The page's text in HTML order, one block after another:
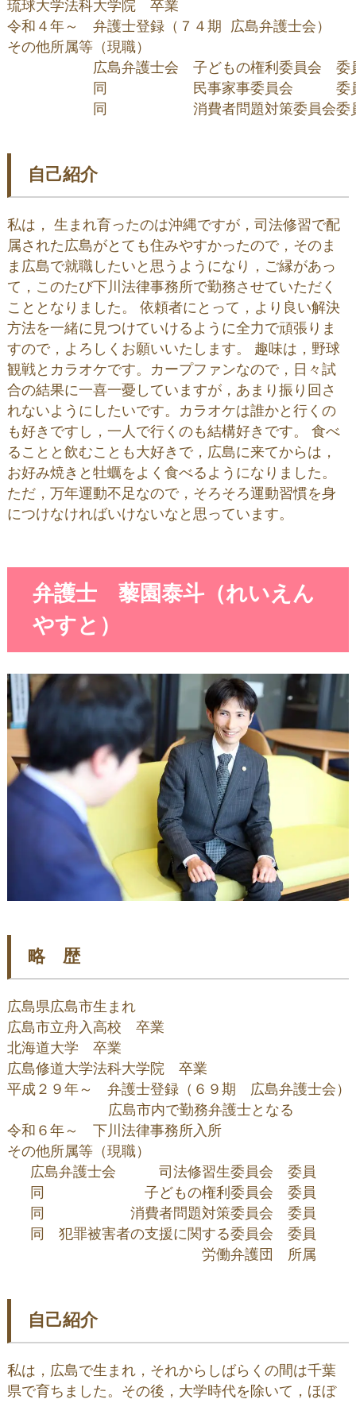
琉球大学法科大学院　卒業
令和４年～　弁護士登録（７４期 広島弁護士会）
その他所属等（現職）
広島弁護士会　子どもの権利委員会　委
同　　　　　　民事家事委員会　　　委
同　　　　　　消費者問題対策委員会委
自己紹介
私は， 生まれ育ったのは沖縄ですが，司法修習で配
属された広島がとても住みやすかったので，そのま
ま広島で就職したいと思うようになり，ご縁があっ
て，このたび下川法律事務所で勤務させていただく
こととなりました。 依頼者にとって，より良い解決
方法を一緒に見つけていけるように全力で頑張りま
すので，よろしくお願いいたします。 趣味は，野球
観戦とカラオケです。カープファンなので，日々試
合の結果に一喜一憂していますが，あまり振り回さ
れないようにしたいです。カラオケは誰かと行くの
も好きですし，一人で行くのも結構好きです。 食べ
ることと飲むことも大好きで，広島に来てからは，
お好み焼きと牡蠣をよく食べるようになりました。
ただ，万年運動不足なので，そろそろ運動習慣を身
につけなければいけないなと思っています。
弁護士 藜園泰斗（れいえん
やすと）
略 歴
広島県広島市生まれ
広島市立舟入高校　卒業
北海道大学　卒業
広島修道大学法科大学院　卒業
平成２９年～　弁護士登録（６９期　広島弁
     　　　　広島市内で勤務弁護士となる
令和６年～　下川法律事務所入所
その他所属等（現職）
広島弁護士会　　　司法修習生委員会　委員
同　　　　　　　子どもの権利委員会　委員
同　　　　　　消費者問題対策委員会　委員
同　犯罪被害者の支援に関する委員会　委員
労働弁護団　所属
自己紹介
私は，広島で生まれ，それからしばらくの間は千葉
県で育ちました。その後，大学時代を除いて，ほぼ